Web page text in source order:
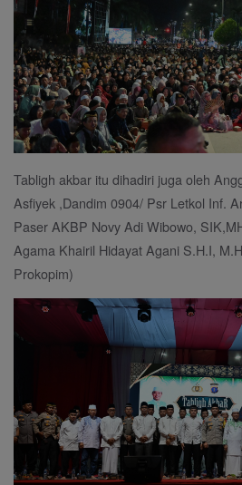
Tabligh akbar itu dihadiri juga oleh
Asfiyek ,Dandim 0904/ Psr Letkol Inf.
Paser AKBP Novy Adi Wibowo,
Agama Khairil Hidayat Agani S.H.I,
Prokopim)